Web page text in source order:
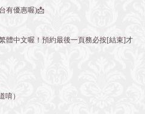
有優惠喔)📩
體中文喔！預約最後一頁務必按[結束]才
唷）